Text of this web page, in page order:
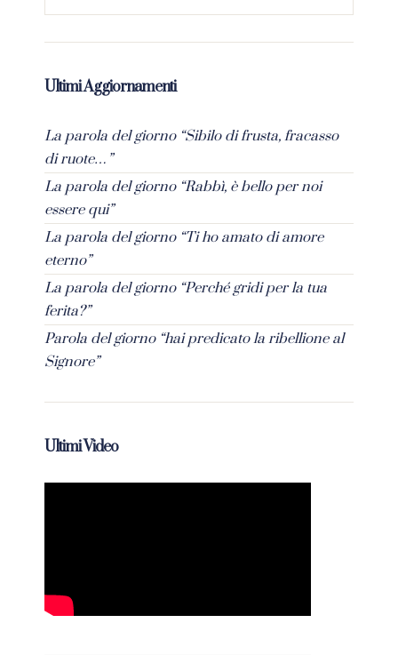
Ultimi Aggiornamenti
La parola del giorno “Sibilo di frusta, fracasso
di ruote…”
La parola del giorno “Rabbì, è bello per noi
essere qui”
La parola del giorno “Ti ho amato di amore
eterno”
La parola del giorno “Perché gridi per la tua
ferita?”
Parola del giorno “hai predicato la ribellione al
Signore”
Ultimi Video